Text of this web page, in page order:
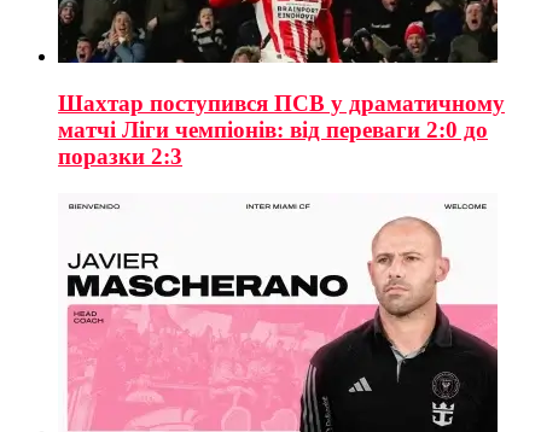
Шахтар поступився ПСВ у драматичному
матчі Ліги чемпіонів: від переваги 2:0 до
поразки 2:3